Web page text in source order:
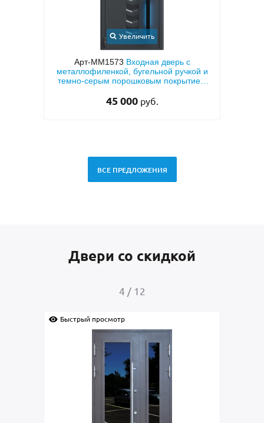
Увеличить
Арт-ММ1573 Входная дверь с
металлофиленкой, бугельной ручкой и
темно-серым порошковым покрытием
45 000 руб.
ВСЕ ПРЕДЛОЖЕНИЯ
Двери со скидкой
4 / 12
Быстрый просмотр